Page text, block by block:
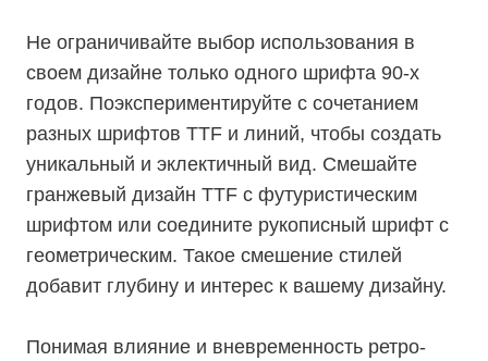
Не ограничивайте выбор использования в
своем дизайне только одного шрифта 90-х
годов. Поэкспериментируйте с сочетанием
разных шрифтов TTF и линий, чтобы создать
уникальный и эклектичный вид. Смешайте
гранжевый дизайн TTF с футуристическим
шрифтом или соедините рукописный шрифт с
геометрическим. Такое смешение стилей
добавит глубину и интерес к вашему дизайну.
Понимая влияние и вневременность ретро-